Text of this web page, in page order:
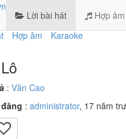
Lời bài hát Hợp âm
Hợp âm Karaoke
: Văn Cao
: administrator, 17 năm